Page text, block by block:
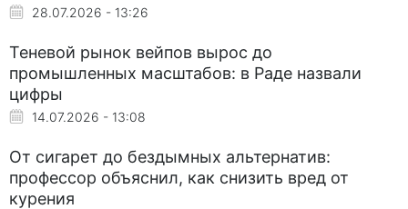
28.07.2026 - 13:26
Теневой рынок вейпов вырос до
промышленных масштабов: в Раде назвали
цифры
14.07.2026 - 13:08
От сигарет до бездымных альтернатив:
профессор объяснил, как снизить вред от
курения